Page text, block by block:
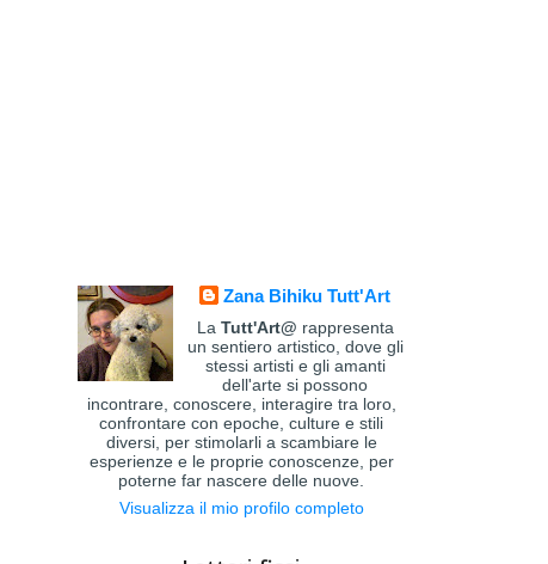
Zana Bihiku Tutt'Art
La Tutt'Art@ rappresenta
un sentiero artistico, dove gli
stessi artisti e gli amanti
dell'arte si possono
incontrare, conoscere, interagire tra loro,
confrontare con epoche, culture e stili
diversi, per stimolarli a scambiare le
esperienze e le proprie conoscenze, per
poterne far nascere delle nuove.
Visualizza il mio profilo completo